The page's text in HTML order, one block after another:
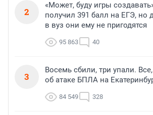
2
«Может, буду игры
получил 391 балл на ЕГЭ, но
в вуз они ему не пригодятся
95 863 40
3
Восемь сбили, три упали.
об атаке БПЛА на
84 549 328